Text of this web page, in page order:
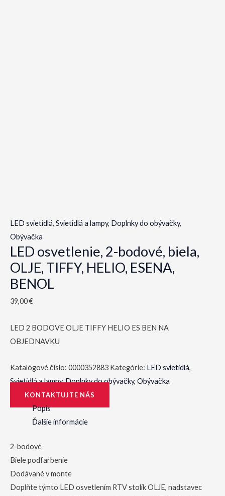
LED svietidlá, Svietidlá a lampy, Doplnky do obývačky,
Obývačka
LED osvetlenie, 2-bodové, biela,
OLJE, TIFFY, HELIO, ESENA,
BENOL
39,00€
LED 2 BODOVE OLJE TIFFY HELIO ES BEN NA
OBJEDNAVKU
Katalógové číslo: 0000352883 Kategórie: LED svietidlá,
Svietidlá a lampy,Doplnky do obývačky, Obývačka
KONTAKTUJTE NÁS
Popis
Ďalšie informácie
2-bodové
Biele podfarbenie
Dodávané v monte
Doplňte týmto LED osvetlením RTV stolík OLJE, nadstavec